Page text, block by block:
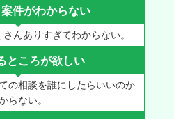
件がわからない
さんありすぎてわからない。
ところが欲しい
の相談を誰にしたらいいのか
らない。